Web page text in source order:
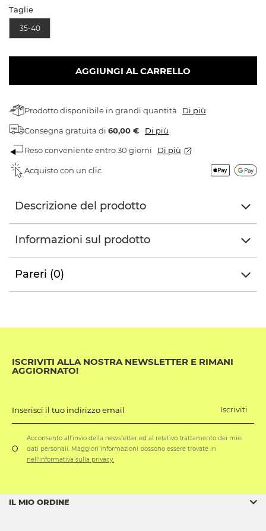
Taglie
35-40
AGGIUNGI AL CARRELLO
Prodotto disponibile in grandi quantità Di più
Consegna gratuita di 60,00 € Di più
Reso conveniente entro 30 giorni Di più
Acquisto con un clic
Descrizione del prodotto
Informazioni sul prodotto
Pareri (0)
ISCRIVITI ALLA NOSTRA NEWSLETTER E RIMANI
AGGIORNATO!
Inserisci il tuo indirizzo email Iscriviti
Acconsento all'invio della newsletter ed al relativo trattamento dei miei
dati personali. Maggiori informazioni possono essere trovate in
nell'informativa sulla privacy.
IL MIO ORDINE